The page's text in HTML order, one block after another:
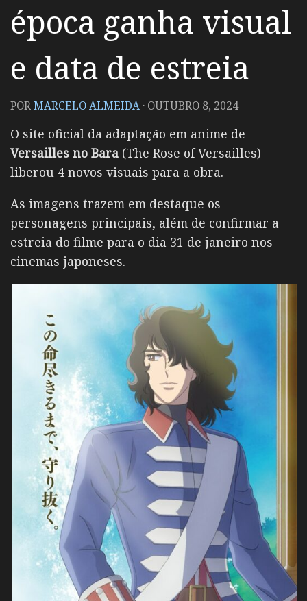
época ganha visual
e data de estreia
PORMARCELO ALMEIDA · OUTUBRO 8, 2024
O site oficial da adaptação em anime de
Versailles no Bara (The Rose of Versailles)
liberou 4 novos visuais para a obra.
As imagens trazem em destaque os
personagens principais, além de confirmar a
estreia do filme para o dia 31 de janeiro nos
cinemas japoneses.